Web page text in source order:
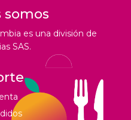
somos
es una división de
SAS.